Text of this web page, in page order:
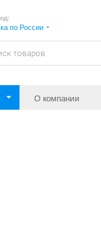
по России
О компании